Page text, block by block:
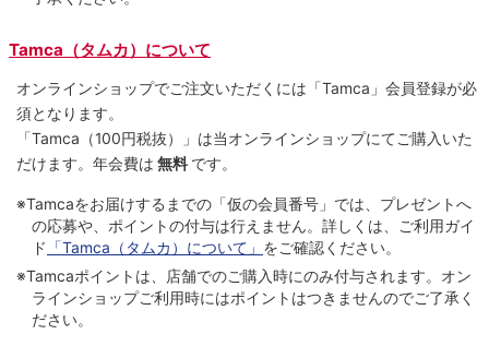
Tamca（タムカ）について
オンラインショップでご注⽂いただくには「Tamca」会員登録が必
須となります。
「Tamca （100円税抜）
」は当オンラインショップにてご購⼊いた
だけます。 年会費は 無料 です。
※Tamcaをお届けするまでの「仮の会員番号」では、プレゼントへ
の応募や、ポイントの付与は⾏えません。詳しくは、ご利⽤ガイ
ド 「Tamca（タムカ）について」 をご確認ください。
※Tamcaポイントは、店舗でのご購⼊時にのみ付与されます。オン
ラインショップご利用時にはポイントはつきませんのでご了承く
ださい。